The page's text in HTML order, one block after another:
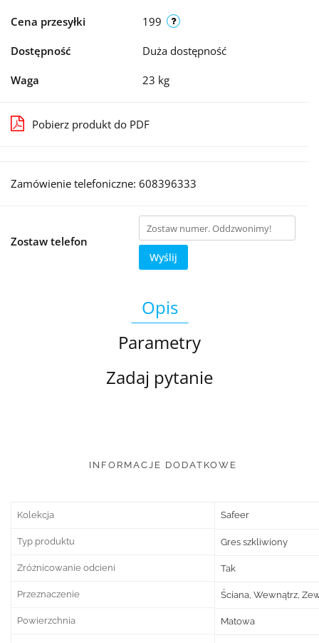
Cena przesyłki 199
Dostępność Duża dostępność
Waga 23 kg
Pobierz produkt do PDF
Zamówienie telefoniczne: 608396333
Zostaw telefon
Wyślij
Opis
Parametry
Zadaj pytanie
INFORMACJE DODATKOWE
Kolekcja Safeer
Typ produktu Gres szkliwiony
Zróżnicowanie odcieni Tak
Przeznaczenie Ściana, Wewnątrz,
Powierzchnia Matowa